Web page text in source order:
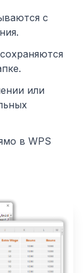
с
или
в WPS